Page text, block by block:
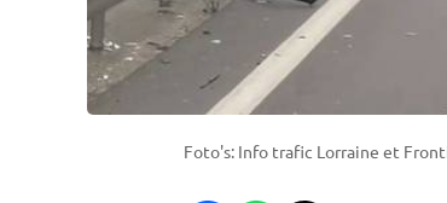
Foto's: Info trafic Lorraine et